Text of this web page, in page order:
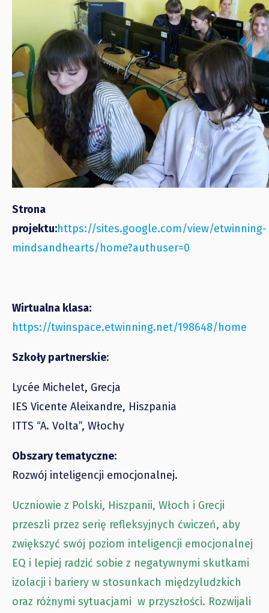
Strona
projektu:https://sites.google.com/view/etwinning-
mindsandhearts/home?authuser=0
Wirtualna klasa:
https://twinspace.etwinning.net/198648/home
Szkoły partnerskie:
Lycée Michelet, Grecja
IES Vicente Aleixandre, Hiszpania
ITTS “A. Volta”, Włochy
Obszary tematyczne:
Rozwój inteligencji emocjonalnej.
Uczniowie z Polski, Hiszpanii, Włoch i Grecji
przeszli przez serię refleksyjnych ćwiczeń, aby
zwiększyć swój poziom inteligencji emocjonalnej
EQ i lepiej radzić sobie z negatywnymi skutkami
izolacji i bariery w stosunkach międzyludzkich
oraz różnymi sytuacjami w przyszłości. Rozwijali